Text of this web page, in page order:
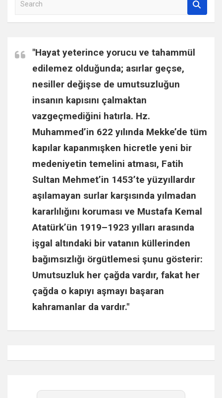
a
c
h
"Hayat yeterince yorucu ve tahammül
edilemez olduğunda; asırlar geçse,
nesiller değişse de umutsuzluğun
insanın kapısını çalmaktan
vazgeçmediğini hatırla. Hz.
Muhammed’in 622 yılında Mekke’de tüm
kapılar kapanmışken hicretle yeni bir
medeniyetin temelini atması, Fatih
Sultan Mehmet’in 1453’te yüzyıllardır
aşılamayan surlar karşısında yılmadan
kararlılığını koruması ve Mustafa Kemal
Atatürk’ün 1919–1923 yılları arasında
işgal altındaki bir vatanın küllerinden
bağımsızlığı örgütlemesi şunu gösterir:
Umutsuzluk her çağda vardır, fakat her
çağda o kapıyı aşmayı başaran
kahramanlar da vardır."